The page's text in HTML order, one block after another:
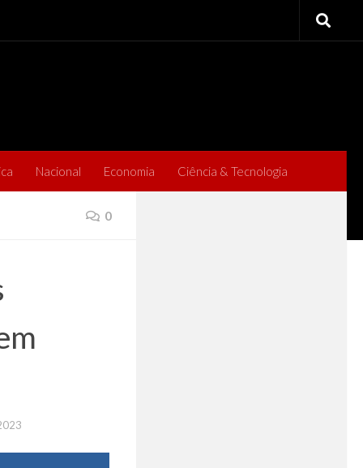
Nacional Economia Ciência & Tecnologia
0